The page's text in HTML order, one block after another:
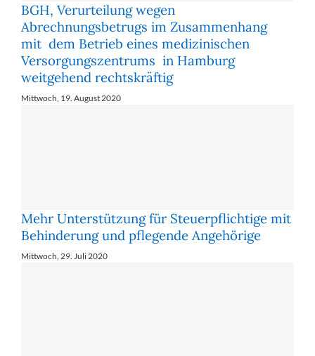
BGH, Verurteilung wegen
Abrechnungsbetrugs im Zusammenhang
mit dem Betrieb eines medizinischen
Versorgungszentrums in Hamburg
weitgehend rechtskräftig
Mittwoch, 19. August 2020
Mehr Un­ter­stüt­zung für Steu­er­pflich­ti­ge mit
Be­hin­de­rung und pfle­gen­de An­ge­hö­ri­ge
Mittwoch, 29. Juli 2020